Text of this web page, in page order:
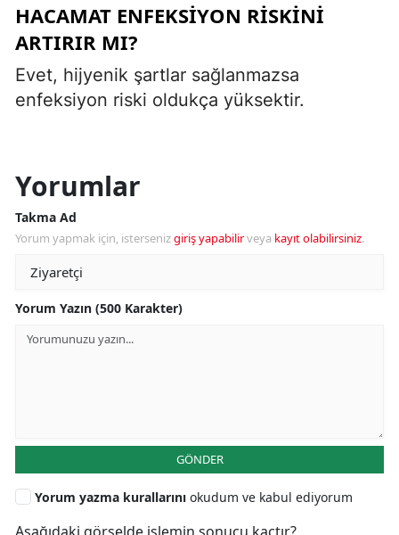
HACAMAT ENFEKSIYON RISKINI
ARTIRIR MI?
Evet, hijyenik şartlar sağlanmazsa
enfeksiyon riski oldukça yüksektir.
Yorumlar
Takma Ad
Yorum yapmak için, istersenizgiriş yapabilirveya kayıt olabilirsiniz.
Yorum Yazın (500 Karakter)
GÖNDER
Yorum yazma kurallarını okudum ve kabul ediyorum